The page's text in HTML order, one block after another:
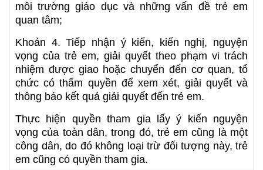
môi trường giáo dục và những vấn đề trẻ em
quan tâm;
Khoản 4. Tiếp nhận ý kiến, kiến nghị, nguyện
vọng của trẻ em, giải quyết theo phạm vi trách
nhiệm được giao hoặc chuyển đến cơ quan, tổ
chức có thẩm quyền để xem xét, giải quyết và
thông báo kết quả giải quyết đến trẻ em.
Thực hiện quyền tham gia lấy ý kiến nguyện
vọng của toàn dân, trong đó, trẻ em cũng là một
công dân, do đó không loại trừ đối tượng này, trẻ
em cũng có quyền tham gia.